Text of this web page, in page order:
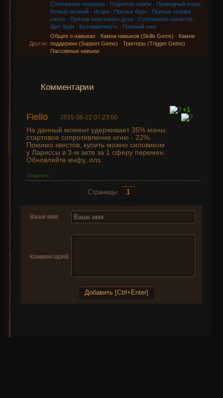
Сотворение призрака· Поднятие зомби· Праведный огонь·
Кольцо молний· Искра· Призыв бури· Призыв голема
хаоса· Призыв неистового духа· Сотворение скелетов·
Щит бури· Беззащитность· Грозный гнев
Другое:
Общее о навыках · Камни навыков (Skills Gems) · Камни
поддержки (Support Gems) · Триггеры (Trigger Gems) ·
Пассивные навыки
Комментарии
Fiello 2015-08-22 07:23:00
На данный момент удерживает 35% маны,
стартовое сопротивление огню - 22%.
Помимо квестов, купить можно силовиком
у Лариссы в 3-м акте за 1 сферу перемен.
Обновляйте инфу, плз.
Ответить
+1
Страницы: 1
Ваше имя
Комментарий